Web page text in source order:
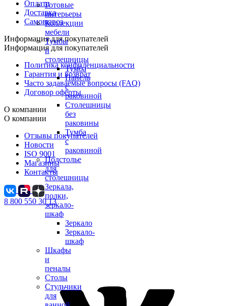
Готовые
интерьеры
Коллекции
мебели
Тумбы
и
столешницы
Тумба
Панель
с
раковиной
Столешницы
без
раковины
Тумба
с
раковиной
Подстолье
для
столешницы
Зеркала,
полки,
зеркало-
шкаф
Зеркало
Зеркало-
шкаф
Шкафы
и
пеналы
Столы
Стульчики
для
Оплата
Доставка
Самовывоз
Информация для покупателей
Информация для покупателей
Политика конфиденциальности
Гарантия и возврат
Часто задаваемые вопросы (FAQ)
Договор оферты
О компании
О компании
Отзывы покупателей
Новости
ISO 9001
Магазины
Контакты
8 800 550 30 13